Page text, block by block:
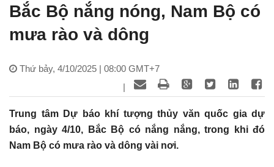
Bắc Bộ nắng nóng, Nam Bộ có
mưa rào và dông
Thứ bảy, 4/10/2025 | 08:00 GMT+7
|
Trung tâm Dự báo khí tượng thủy văn quốc gia dự
báo, ngày 4/10, Bắc Bộ có nắng nắng, trong khi đó
Nam Bộ có mưa rào và dông vài nơi.